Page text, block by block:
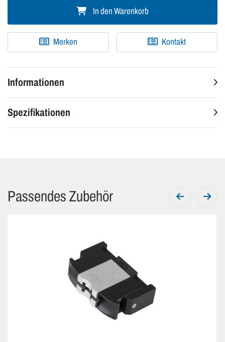
In den Warenkorb
Merken Kontakt
Informationen
Spezifikationen
Passendes Zubehör